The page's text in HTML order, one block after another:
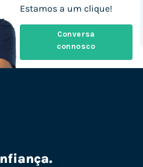
Estamos a um clique!
Conversa
connosco